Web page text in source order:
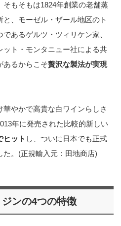
もそもは1824年創業の老舗蒸
、モーゼル・ザール地区のト
あるゲルツ・ツィリケン家、
ット・モンタニュー社による共
あるからこそ贅沢な製法が実現
やかで高貴な白ワインらしさ
年に発売された比較的新しい
ヒット し、ついに日本でも正式
。(正規輸入元：田地商店)
ンの4つの特徴